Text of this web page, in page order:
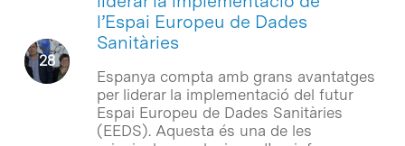
l’Espai Europeu de Dades
Sanitàries
Espanya compta amb grans avantatges
per liderar la implementació del futur
Espai Europeu de Dades Sanitàries
(EEDS). Aquesta és una de les